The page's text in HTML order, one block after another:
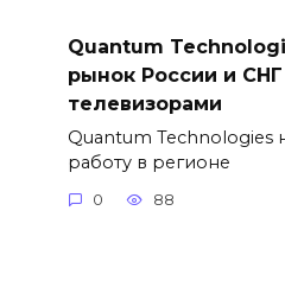
Quantum
рынок России и
телевизорами
Quantum Technologies
работу в регионе
0 88